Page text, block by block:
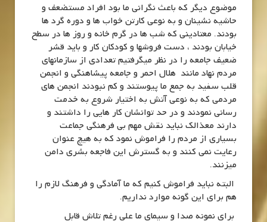
موضوع دیگر که باعث نگرانی ما بود افراد مستضعف و
حاشیه نشینان و به نوعی کارتن خواب ها و دوره گرد ها
بودند. معتادینی که شب ها در گرم خانه و روز ها در سطح
خیابان بودند ، دست فروشها و کودکان کار و باید قشر
ضعیف جامعه را در نظر میگرفتیم تعدادی از سازمانهای
مردم نهاد مانند هلال احمر و جامعه پیشاهنگی و انجمن
قلب سفید به جمع ما پیوستند و کم نبودند انجمن های
مردمی که به نوعی آتش به اختیار شروع به خدمت
رسانی نمودند و در حد توانشان کار هایی را داشتند و
دارند معذالک نباید نقش مهم بی فرهنگی جماعت
بسیاری از مردم را فراموش نمود که به هیچ عنوان
رعایت نمی کنند و به گسترش این فاجعه بشری دامن
میزنند.
البته نباید فراموش کنیم که ما آمادگی و فرهنگ لازم را
هم برای این گونه موارد نداریم.
برای نمونه صدا و سیمای ما علی رغم تلاش قابل